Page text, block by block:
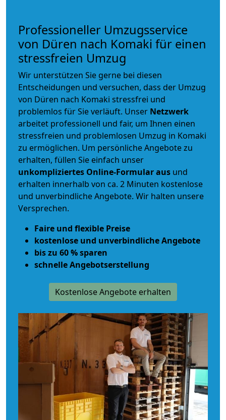
Professioneller Umzugsservice
von Düren nach Komaki für einen
stressfreien Umzug
Wir unterstützen Sie gerne bei diesen
Entscheidungen und versuchen, dass der Umzug
von Düren nach Komaki stressfrei und
problemlos für Sie verläuft. Unser Netzwerk
arbeitet professionell und fair, um Ihnen einen
stressfreien und problemlosen Umzug in Komaki
zu ermöglichen. Um persönliche Angebote zu
erhalten, füllen Sie einfach unser
unkompliziertes Online-Formular aus und
erhalten innerhalb von ca. 2 Minuten kostenlose
und unverbindliche Angebote. Wir halten unsere
Versprechen.
Faire und flexible Preise
kostenlose und unverbindliche Angebote
bis zu 60 % sparen
schnelle Angebotserstellung
Kostenlose Angebote erhalten